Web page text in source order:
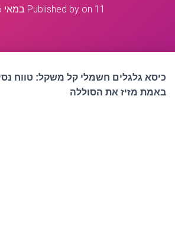
Published by on 11 במאי 2026
כיסא גלגלים חשמלי קל משקל: טווח
באמת מזיז את הסוללה